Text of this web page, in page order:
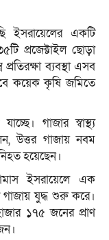
ইসরায়েলের একটি
প্রজেক্টাইল ছোড়া
ব্যবস্থা এসব
কয়েক কৃষি জমিতে
গাজার স্বাস্থ্য
উত্তর গাজায় নবম
হয়েছেন।
ইসরায়েলে এক
গাজায় যুদ্ধ শুরু করে।
১৭৫ জনের প্রাণ